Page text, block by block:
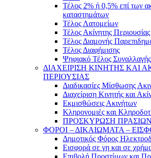
Τέλος 2% ή 0,5% επί των
καταστημάτων
Τέλος Λατομείων
Τέλος Ακίνητης Περιουσίας
Τέλος Διαμονής
Τέλος Διαφήμισης
Ψηφιακό Τέλος Συναλλαγής
ΔΙΑΧΕΙΡΙΣΗ ΚΙΝΗΤΗΣ ΚΑΙ
ΠΕΡΙΟΥΣΙΑΣ
Διαδικασίες Μίσθωσης
Διαχείριση Κινητής και
Εκμισθώσεις Ακινήτων
Κληρονομιές και
ΠΡΟΣΚΥΡΩΣΗ ΠΡΑΣΙΩΝ
ΦΟΡΟΙ – ΔΙΚΑΙΩΜΑΤΑ –
Δημοτικός Φόρος
Εισφορά σε γη και σε
Επιβολή Προστίμων και